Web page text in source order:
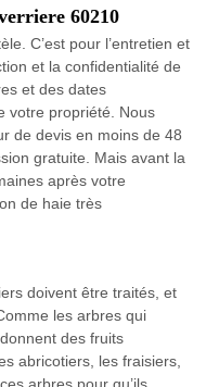
60210
C’est pour l’entretien et
et la confidentialité de
et des dates
votre propriété. Nous
de devis en moins de 48
gratuite. Mais avant la
après votre
de haie très
doivent être traités, et
les arbres qui
des fruits
abricotiers, les fraisiers,